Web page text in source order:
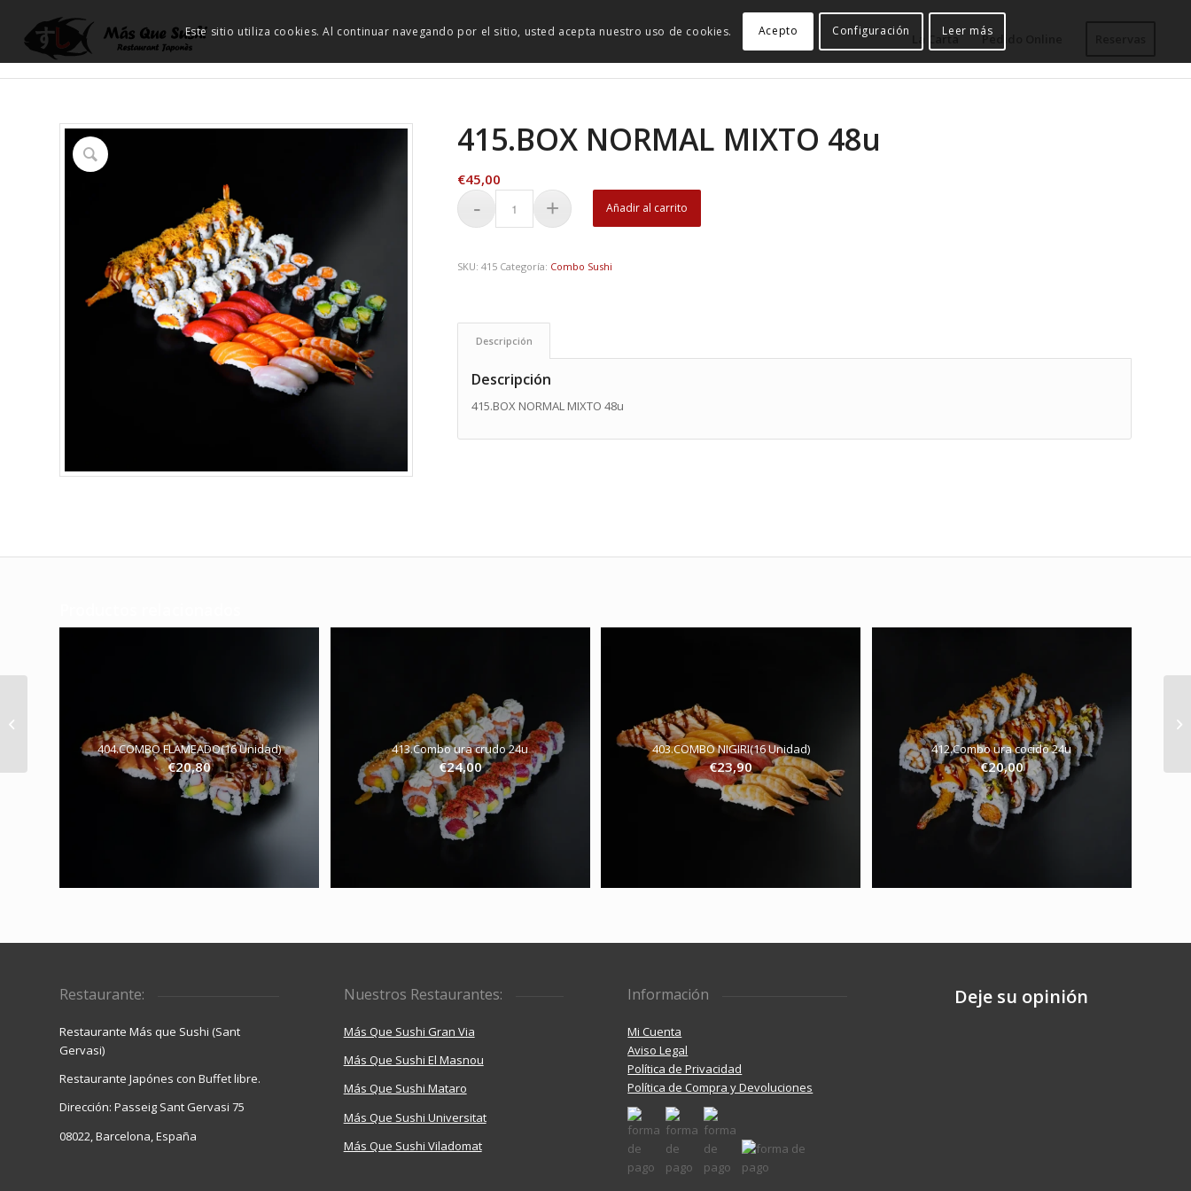
La Carta Pedido Online
415.BOX NORMAL MIXTO 48u
€45,00
Añadir al carrito
SKU:415 Categoría: Combo Sushi
Descripción
Descripción
415.BOX NORMAL MIXTO 48u
404.COMBO FLAMEADO(16 Unidad)
€20,80
413.Combo ura crudo 24u
€24,00
403.COMBO NIGIRI(16 Unidad)
€23,90
412.Combo ura cocido 24u
€20,00
Restaurante:
Restaurante Más que Sushi (Sant
Gervasi)
Restaurante Japónes con Buffet libre.
Dirección: Passeig Sant Gervasi 75
08022, Barcelona, España
Nuestros Restaurantes:
Más Que Sushi Gran Via
Más Que Sushi El Masnou
Más Que Sushi Mataro
Más Que Sushi Universitat
Más Que Sushi Viladomat
Información
Mi Cuenta
Aviso Legal
Política de Privacidad
Política de Compra y Devoluciones
Deje su opinión
414.Nigiri flameado 6u
Este sitio utiliza cookies. Al continuar navegando por el sitio, usted acepta nuestro uso de cookies. Acepto Configuración Leer más